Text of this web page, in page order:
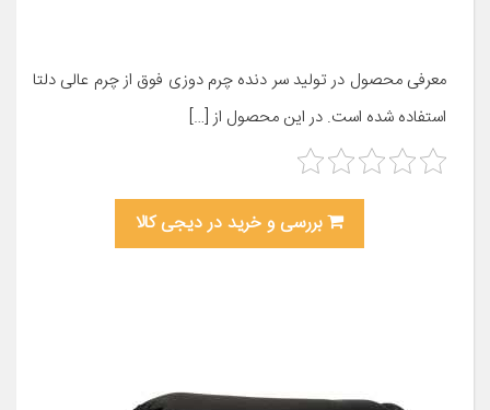
معرفی محصول در تولید سر دنده چرم دوزی فوق از چرم عالی دلتا
استفاده شده است. در این محصول از […]
بررسی و خرید در دیجی کالا